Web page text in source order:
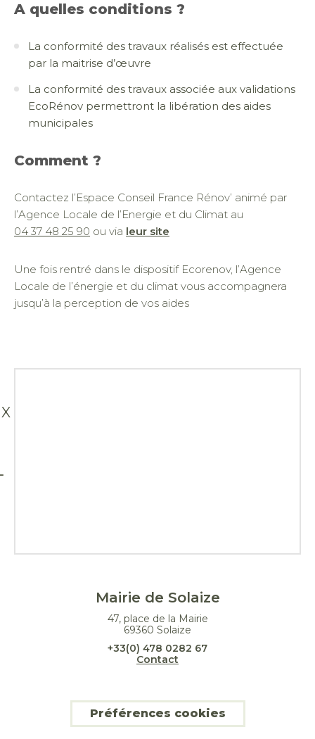
A quelles conditions ?
La conformité des travaux réalisés est effectuée
par la maitrise d’œuvre
La conformité des travaux associée aux validations
EcoRénov permettront la libération des aides
municipales
Comment ?
Contactez l’Espace Conseil France Rénov’ animé par
l’Agence Locale de l’Energie et du Climat au
04 37 48 25 90 ou via leur site
Une fois rentré dans le dispositif Ecorenov, l’Agence
Locale de l’énergie et du climat vous accompagnera
jusqu’à la perception de vos aides
X
Mairie de Solaize
47, place de la Mairie
69360 Solaize
+33(0) 478 0282 67
Contact
Préférences cookies